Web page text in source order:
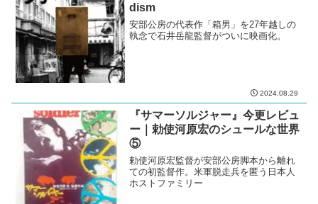
dism
安部公房の代表作「箱男」を27年越しの
執念で石井岳龍監督がついに映画化。
2024.08.29
『サマーソルジャー』今更レビュ
ー｜勅使河原宏のシュールな世界
⑤
勅使河原宏監督が安部公房脚本から離れ
ての初監督作。米軍脱走兵を匿う日本人
ホストファミリー